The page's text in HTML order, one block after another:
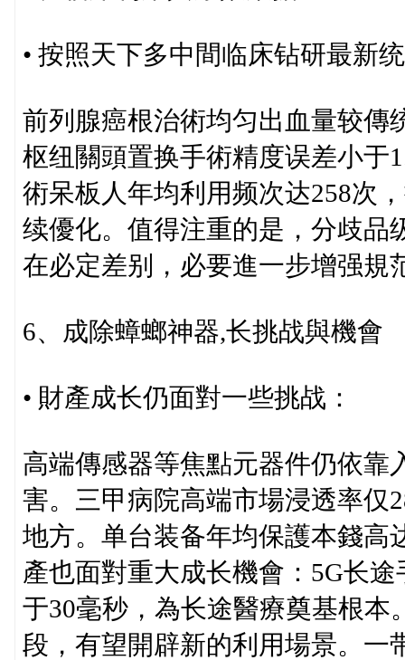
• 按照天下多中間临床钻研最新
前列腺癌根治術均匀出血量较傳
枢纽關頭置换手術精度误差小于
術呆板人年均利用频次达258次
续優化。值得注重的是，分歧品
在必定差别，必要進一步增强規
6、成除蟑螂神器,长挑战與機會
• 財產成长仍面對一些挑战：
高端傳感器等焦點元器件仍依靠
害。三甲病院高端市場浸透率仅
地方。单台装备年均保護本錢高
產也面對重大成长機會：5G长
于30毫秒，為长途醫療奠基根
段，有望開辟新的利用場景。一